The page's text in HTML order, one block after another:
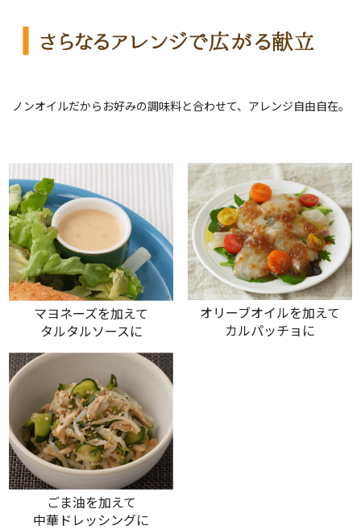
ノンオイルだからお好みの調味料と合わせて、アレンジ自由自在。
マヨネーズを加えて
タルタルソースに
オリーブオイルを加えて
カルパッチョに
ごま油を加えて
中華ドレッシングに